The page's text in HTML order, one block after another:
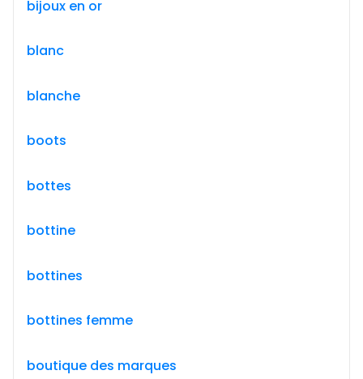
bijoux en or
blanc
blanche
boots
bottes
bottine
bottines
bottines femme
boutique des marques